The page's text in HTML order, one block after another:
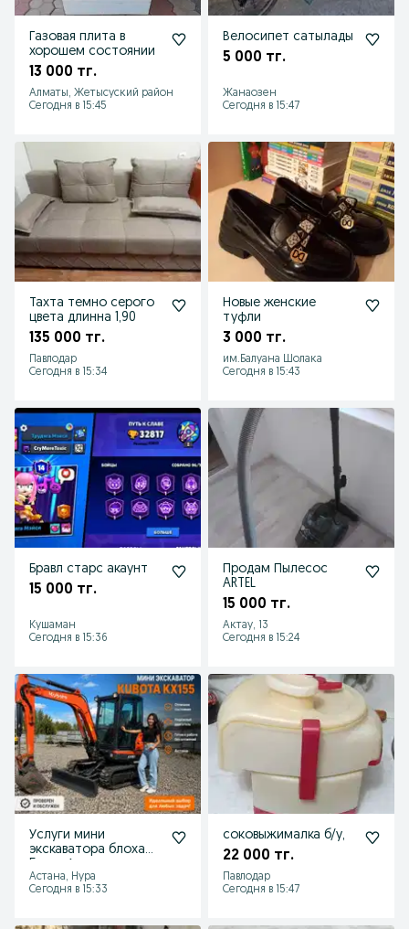
Газовая плита в
хорошем состоянии
13 000 тг.
Алматы, Жетысуский район
Сегодня в 15:45
Велосипет сатылады
5 000 тг.
Жанаозен
Сегодня в 15:47
Тахта темно серого
цвета длинна 1,90
135 000 тг.
Павлодар
Сегодня в 15:34
Новые женские
туфли
3 000 тг.
им.Балуана Шолака
Сегодня в 15:43
Бравл старс акаунт
15 000 тг.
Кушаман
Сегодня в 15:36
Продам Пылесос
ARTEL
15 000 тг.
Актау, 13
Сегодня в 15:24
Услуги мини
экскаватора блоха
гидромолотом
Астана, Нура
Сегодня в 15:33
соковыжималка б/у,
22 000 тг.
Павлодар
Сегодня в 15:47